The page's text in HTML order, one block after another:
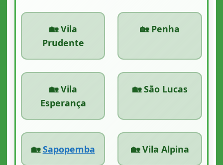
🏡 Vila
Prudente
🏡 Penha
🏡 Vila
Esperança
🏡 São Lucas
🏡Sapopemba 🏡 Vila Alpina